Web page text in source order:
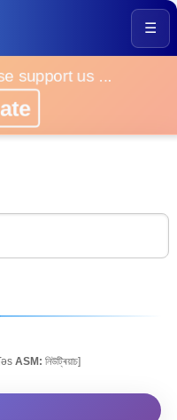
☰
support us ...
ASM: নিউট্ৰিয়াচ]